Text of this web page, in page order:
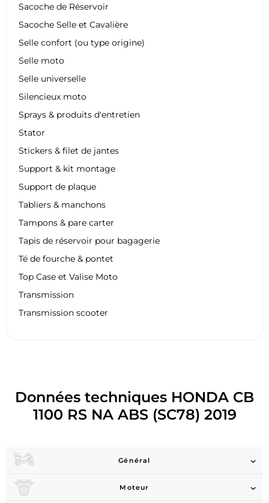
Sacoche de Réservoir
Sacoche Selle et Cavalière
Selle confort (ou type origine)
Selle moto
Selle universelle
Silencieux moto
Sprays & produits d'entretien
Stator
Stickers & filet de jantes
Support & kit montage
Support de plaque
Tabliers & manchons
Tampons & pare carter
Tapis de réservoir pour bagagerie
Té de fourche & pontet
Top Case et Valise Moto
Transmission
Transmission scooter
Données techniques HONDA CB
1100 RS NA ABS (SC78) 2019
Général
Moteur